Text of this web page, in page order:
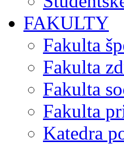
FAKULTY
Fakulta
Fakulta
Fakulta
Fakulta
Katedra